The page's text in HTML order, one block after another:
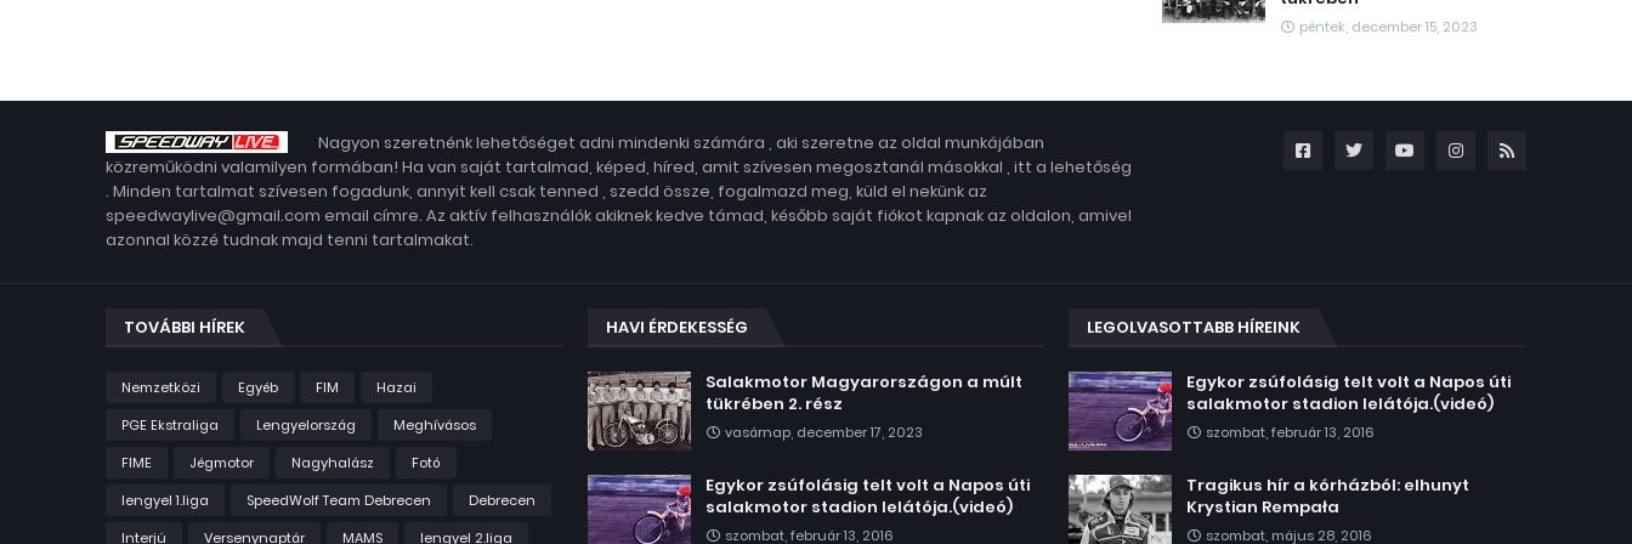
péntek, december 15, 2023
Nagyon szeretnénk lehetőséget adni mindenki számára , aki szeretne az oldal munkájában
közreműködni valamilyen formában! Ha van saját tartalmad, képed, híred, amit szívesen megosztanál másokkal , itt a lehetőség
. Minden tartalmat szívesen fogadunk, annyit kell csak tenned , szedd össze, fogalmazd meg, küld el nekünk az
speedwaylive@gmail.com email címre. Az aktív felhasználók akiknek kedve támad, később saját fiókot kapnak az oldalon, amivel
azonnal közzé tudnak majd tenni tartalmakat.
TOVÁBBI HÍREK
Nemzetközi Egyéb FIM
Hazai
PGE Ekstraliga
Lengyelország
Meghívásos
FIME
Jégmotor Nagyhalász
Fotó
lengyel 1.liga
SpeedWolf Team Debrecen
Debrecen
Interjú
Versenynaptár MAMS lengyel 2.liga
HAVI ÉRDEKESSÉG
Salakmotor Magyarországon a múlt
tükrében 2. rész
vasárnap, december 17, 2023
Egykor zsúfolásig telt volt a Napos úti
salakmotor stadion lelátója.(videó)
szombat, február 13, 2016
LEGOLVASOTTABB HÍREINK
Egykor zsúfolásig telt volt a Napos úti
salakmotor stadion lelátója.(videó)
szombat, február 13, 2016
Tragikus hír a kórházból: elhunyt
Krystian Rempała
szombat, május 28, 2016